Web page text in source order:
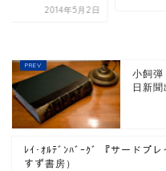
2014年5月2日
小飼弾
日新聞
ﾚｲ･ｵﾙﾃﾞﾝﾊﾞｰｸﾞ 『サードプレ
すず書房）